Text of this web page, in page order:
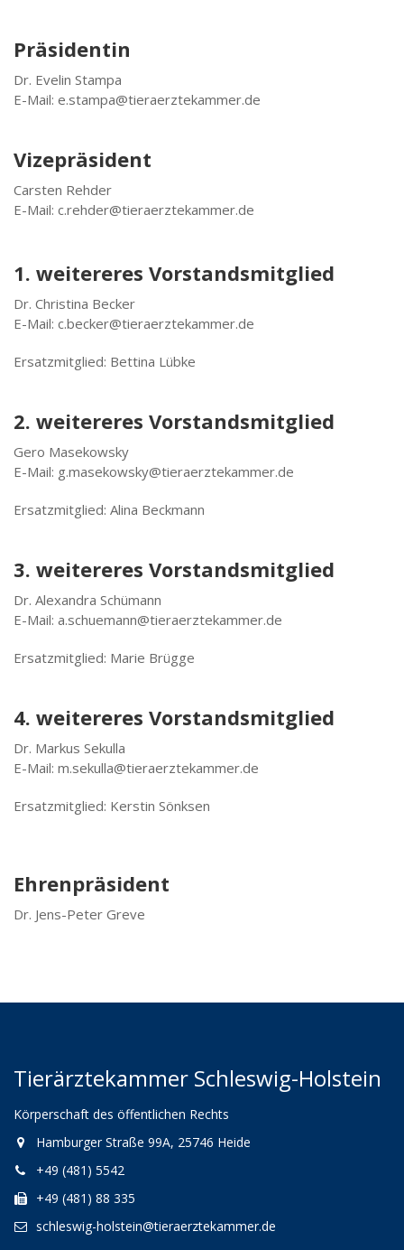
Präsidentin
Dr. Evelin Stampa
E-Mail: e.stampa@tieraerztekammer.de
Vizepräsident
Carsten Rehder
E-Mail: c.rehder@tieraerztekammer.de
1. weitereres Vorstandsmitglied
Dr. Christina Becker
E-Mail: c.becker@tieraerztekammer.de
Ersatzmitglied: Bettina Lübke
2. weitereres Vorstandsmitglied
Gero Masekowsky
E-Mail: g.masekowsky@tieraerztekammer.de
Ersatzmitglied: Alina Beckmann
3. weitereres Vorstandsmitglied
Dr. Alexandra Schümann
E-Mail: a.schuemann@tieraerztekammer.de
Ersatzmitglied: Marie Brügge
4. weitereres Vorstandsmitglied
Dr. Markus Sekulla
E-Mail: m.sekulla@tieraerztekammer.de
Ersatzmitglied: Kerstin Sönksen
Ehrenpräsident
Dr. Jens-Peter Greve
Tierärztekammer Schleswig-Holstein
Körperschaft des öffentlichen Rechts
Hamburger Straße 99A, 25746 Heide
+49 (481) 5542
+49 (481) 88 335
schleswig-holstein@tieraerztekammer.de